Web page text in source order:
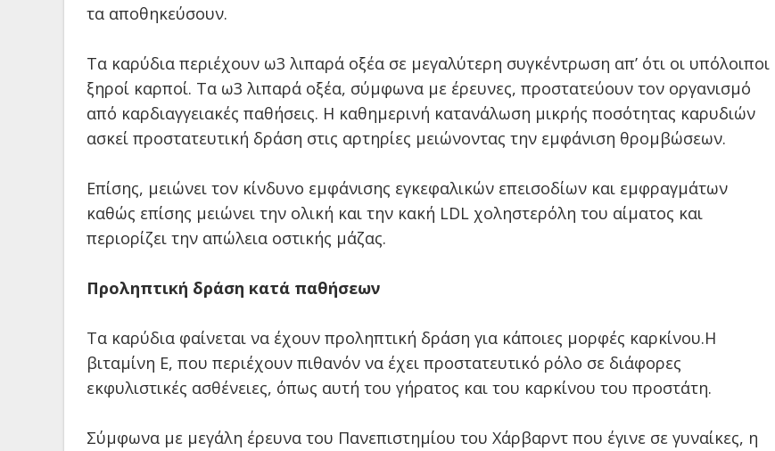
τα αποθηκεύσουν.
Τα καρύδια περιέχουν ω3 λιπαρά οξέα σε μεγαλύτερη συγκέντρωση απ’ ότι οι υπόλοιποι
ξηροί καρποί. Τα ω3 λιπαρά οξέα, σύμφωνα με έρευνες, προστατεύουν τον οργανισμό
από καρδιαγγειακές παθήσεις. Η καθημερινή κατανάλωση μικρής ποσότητας καρυδιών
ασκεί προστατευτική δράση στις αρτηρίες μειώνοντας την εμφάνιση θρομβώσεων.
Επίσης, μειώνει τον κίνδυνο εμφάνισης εγκεφαλικών επεισοδίων και εμφραγμάτων
καθώς επίσης μειώνει την ολική και την κακή LDL χοληστερόλη του αίματος και
περιορίζει την απώλεια οστικής μάζας.
Προληπτική δράση κατά παθήσεων
Τα καρύδια φαίνεται να έχουν προληπτική δράση για κάποιες μορφές καρκίνου.Η
βιταμίνη Ε, που περιέχουν πιθανόν να έχει προστατευτικό ρόλο σε διάφορες
εκφυλιστικές ασθένειες, όπως αυτή του γήρατος και του καρκίνου του προστάτη.
Σύμφωνα με μεγάλη έρευνα του Πανεπιστημίου του Χάρβαρντ που έγινε σε γυναίκες, η